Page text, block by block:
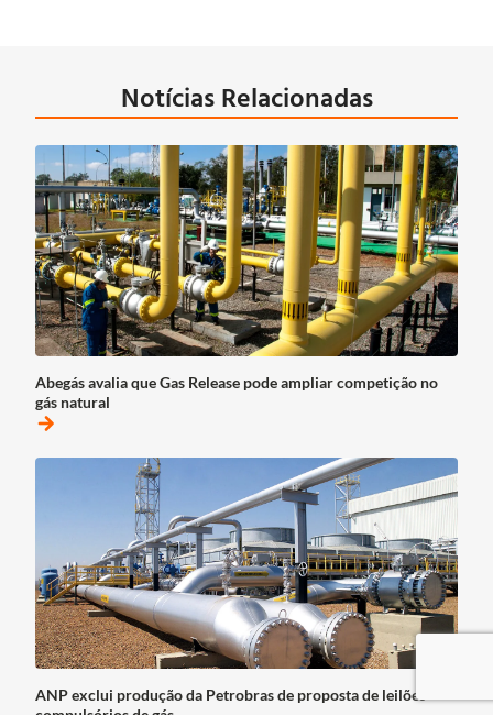
Notícias Relacionadas
Abegás avalia que Gas Release pode ampliar competição no
gás natural
arrow_forward
ANP exclui produção da Petrobras de proposta de leilões